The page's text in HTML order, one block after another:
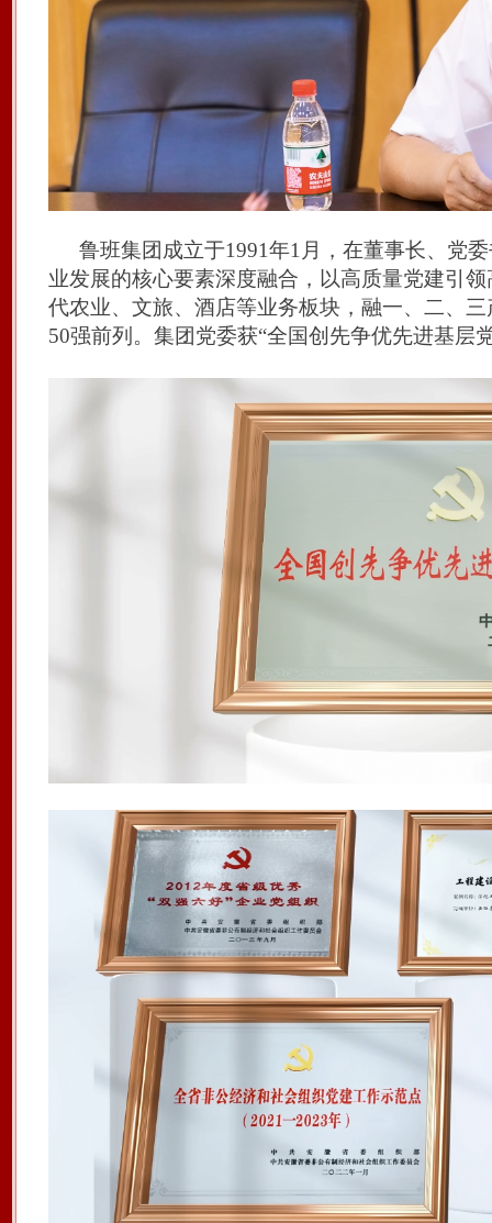
鲁班集团成立于1991年1月， 在董事长、党
业发展的核心要素深度融合，以高质量党建引
代农业、文旅、酒店等业务板块，融一、二、
50强前列。 集团党委获“全国创先争优先进基层